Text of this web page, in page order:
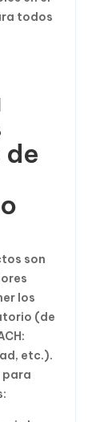
todos
son
los
(de
etc.).
para